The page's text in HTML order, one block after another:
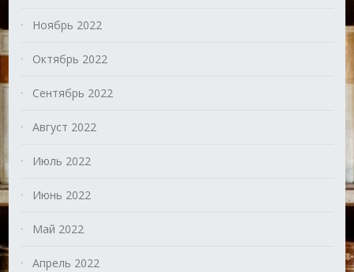
Ноябрь 2022
Октябрь 2022
Сентябрь 2022
Август 2022
Июль 2022
Июнь 2022
Май 2022
Апрель 2022